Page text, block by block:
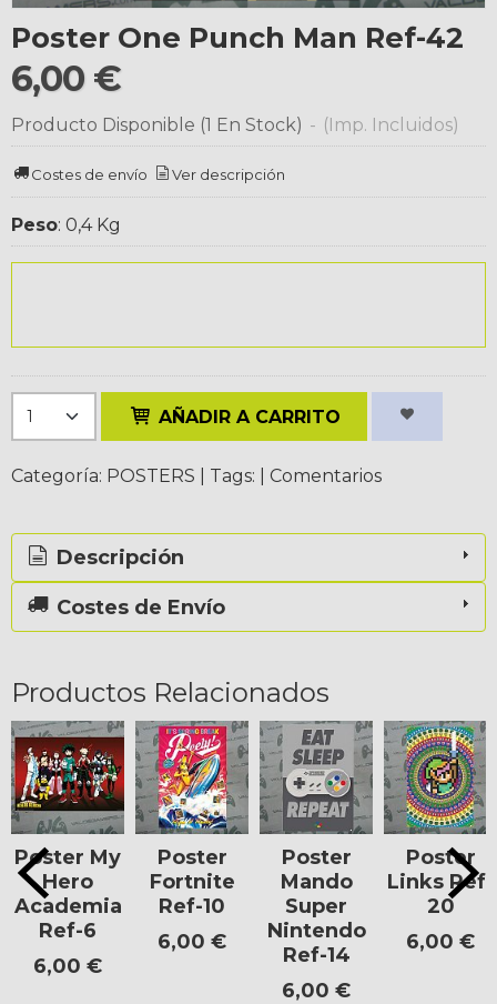
Poster One Punch Man Ref-42
6,00 €
Producto Disponible (1 En Stock) - (Imp. Incluidos)
Costes de envío Ver descripción
Peso: 0,4 Kg
AÑADIR A CARRITO
Categoría: POSTERS Tags: Comentarios
Descripción
Costes de Envío
Productos Relacionados
Poster My
Hero
Academia
Ref-6
6,00 €
Poster
Fortnite
Ref-10
6,00 €
Poster
Mando
Super
Nintendo
Ref-14
6,00 €
Poster
Links Ref-
20
6,00 €